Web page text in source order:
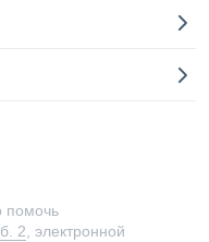
помочь
2 , электронной